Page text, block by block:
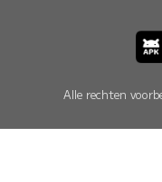
Alle rechten